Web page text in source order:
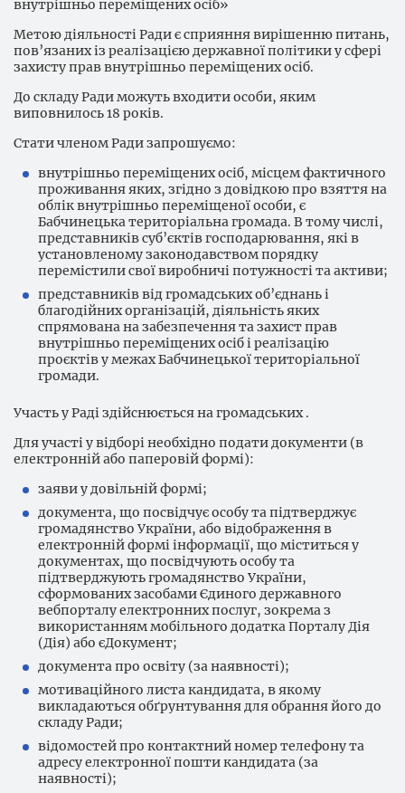
внутрішньо переміщених осіб»
Метою діяльності Ради є сприяння вирішенню питань,
пов’язаних із реалізацією державної політики у сфері
захисту прав внутрішньо переміщених осіб.
До складу Ради можуть входити особи, яким
виповнилось 18 років.
Стати членом Ради запрошуємо:
внутрішньо переміщених осіб, місцем фактичного
проживання яких, згідно з довідкою про взяття на
облік внутрішньо переміщеної особи, є
Бабчинецька територіальна громада. В тому числі,
представників суб’єктів господарювання, які в
установленому законодавством порядку
перемістили свої виробничі потужності та активи;
представників від громадських об’єднань і
благодійних організацій, діяльність яких
спрямована на забезпечення та захист прав
внутрішньо переміщених осіб і реалізацію
проєктів у межах Бабчинецької територіальної
громади.
Участь у Раді здійснюється на громадських .
Для участі у відборі необхідно подати документи (в
електронній або паперовій формі):
заяви у довільній формі;
документа, що посвідчує особу та підтверджує
громадянство України, або відображення в
електронній формі інформації, що міститься у
документах, що посвідчують особу та
підтверджують громадянство України,
сформованих засобами Єдиного державного
вебпорталу електронних послуг, зокрема з
використанням мобільного додатка Порталу Дія
(Дія) або єДокумент;
документа про освіту (за наявності);
мотиваційного листа кандидата, в якому
викладаються обґрунтування для обрання його до
складу Ради;
відомостей про контактний номер телефону та
адресу електронної пошти кандидата (за
наявності);